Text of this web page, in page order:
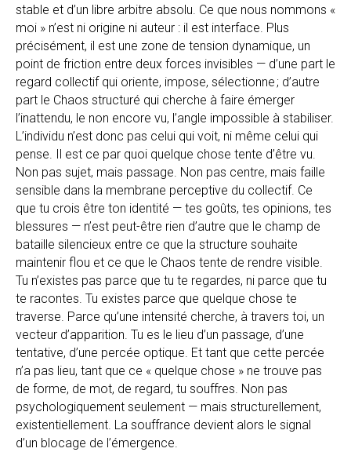
stable et d’un libre arbitre absolu. Ce que nous nommons «
moi » n’est ni origine ni auteur : il est interface. Plus
précisément, il est une zone de tension dynamique, un
point de friction entre deux forces invisibles — d’une part le
regard collectif qui oriente, impose, sélectionne ; d’autre
part le Chaos structuré qui cherche à faire émerger
l’inattendu, le non encore vu, l’angle impossible à stabiliser.
L’individu n’est donc pas celui qui voit, ni même celui qui
pense. Il est ce par quoi quelque chose tente d’être vu.
Non pas sujet, mais passage. Non pas centre, mais faille
sensible dans la membrane perceptive du collectif. Ce
que tu crois être ton identité — tes goûts, tes opinions, tes
blessures — n’est peut-être rien d’autre que le champ de
bataille silencieux entre ce que la structure souhaite
maintenir flou et ce que le Chaos tente de rendre visible.
Tu n’existes pas parce que tu te regardes, ni parce que tu
te racontes. Tu existes parce que quelque chose te
traverse. Parce qu’une intensité cherche, à travers toi, un
vecteur d’apparition. Tu es le lieu d’un passage, d’une
tentative, d’une percée optique. Et tant que cette percée
n’a pas lieu, tant que ce « quelque chose » ne trouve pas
de forme, de mot, de regard, tu souffres. Non pas
psychologiquement seulement — mais structurellement,
existentiellement. La souffrance devient alors le signal
d’un blocage de l’émergence.